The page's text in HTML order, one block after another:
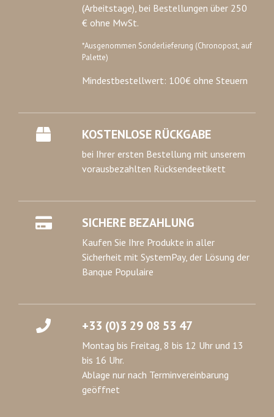
(Arbeitstage), bei Bestellungen über 250
€ ohne MwSt.
*Ausgenommen Sonderlieferung (Chronopost, auf
Palette)
Mindestbestellwert: 100€ ohne Steuern
KOSTENLOSE RÜCKGABE
bei Ihrer ersten Bestellung mit unserem
vorausbezahlten Rücksendeetikett
SICHERE BEZAHLUNG
Kaufen Sie Ihre Produkte in aller
Sicherheit mit SystemPay, der Lösung der
Banque Populaire
+33 (0)3 29 08 53 47
Montag bis Freitag, 8 bis 12 Uhr und 13
bis 16 Uhr.
Ablage nur nach Terminvereinbarung
geöffnet